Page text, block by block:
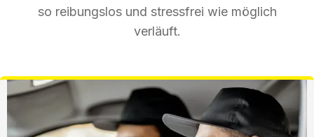
so reibungslos und stressfrei wie möglich
verläuft.